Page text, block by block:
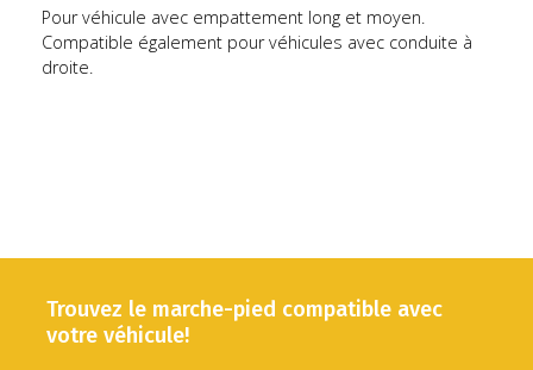
Pour véhicule avec empattement long et moyen.
Compatible également pour véhicules avec conduite à
droite.
Trouvez le marche-pied compatible avec
votre véhicule!